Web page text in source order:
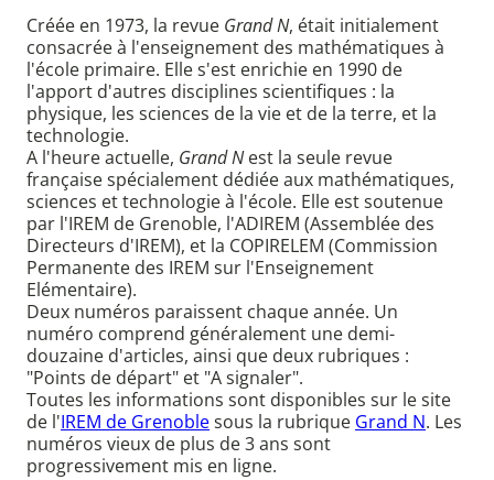
Créée en 1973, la revue Grand N, était initialement
consacrée à l'enseignement des mathématiques à
l'école primaire. Elle s'est enrichie en 1990 de
l'apport d'autres disciplines scientifiques : la
physique, les sciences de la vie et de la terre, et la
technologie.
A l'heure actuelle, Grand Nest la seule revue
française spécialement dédiée aux mathématiques,
sciences et technologie à l'école. Elle est soutenue
par l'IREM de Grenoble, l'ADIREM (Assemblée des
Directeurs d'IREM), et la COPIRELEM (Commission
Permanente des IREM sur l'Enseignement
Elémentaire).
Deux numéros paraissent chaque année. Un
numéro comprend généralement une demi-
douzaine d'articles, ainsi que deux rubriques :
"Points de départ" et "A signaler".
Toutes les informations sont disponibles sur le site
de l'IREM de Grenoblesous la rubrique Grand N. Les
numéros vieux de plus de 3 ans sont
progressivement mis en ligne.